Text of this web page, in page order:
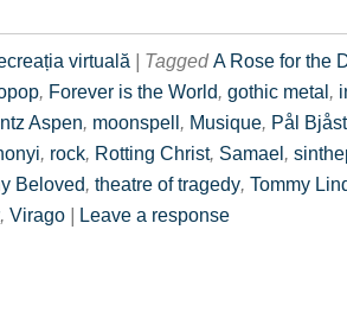
virtuală | TaggedA Rose for the
, Forever is the World, gothic metal,
Aspen, moonspell, Musique, Pål
, rock, Rotting Christ, Samael,
Beloved, theatre of tragedy, Tommy
, Virago | Leave a response